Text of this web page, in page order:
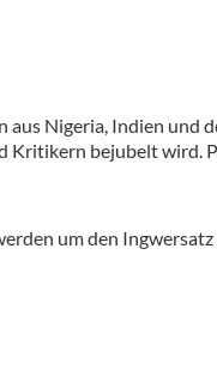
Nigeria, Indien und
Kritikern bejubelt wird.
um den Ingwersatz